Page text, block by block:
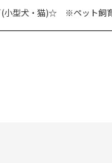
小型犬・猫)☆ ※ペット飼